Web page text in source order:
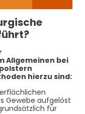
Allgemeinen bei
hierzu sind:
Gewebe aufgelöst
für